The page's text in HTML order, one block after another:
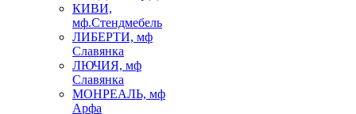
КИВИ,
мф.Стендмебель
ЛИБЕРТИ, мф
Славянка
ЛЮЧИЯ, мф
Славянка
МОНРЕАЛЬ, мф
Арфа